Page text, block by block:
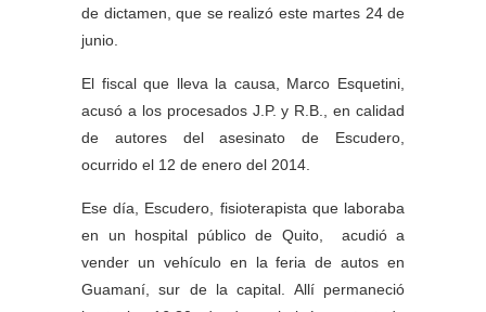
de dictamen, que se realizó este martes 24 de
junio.
El fiscal que lleva la causa, Marco Esquetini,
acusó a los procesados J.P. y R.B., en calidad
de autores del asesinato de Escudero,
ocurrido el 12 de enero del 2014.
Ese día, Escudero, fisioterapista que laboraba
en un hospital público de Quito, acudió a
vender un vehículo en la feria de autos en
Guamaní, sur de la capital. Allí permaneció